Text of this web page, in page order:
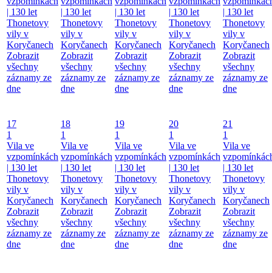
| 130 let
Thonetovy
vily v
Koryčanech
Zobrazit
všechny
záznamy ze
dne
| 130 let
Thonetovy
vily v
Koryčanech
Zobrazit
všechny
záznamy ze
dne
| 130 let
Thonetovy
vily v
Koryčanech
Zobrazit
všechny
záznamy ze
dne
| 130 let
Thonetovy
vily v
Koryčanech
Zobrazit
všechny
záznamy ze
dne
| 130 let
Thonetovy
vily v
Koryčanech
Zobrazit
všechny
záznamy ze
dne
17
1
Vila ve
vzpomínkách
| 130 let
Thonetovy
vily v
Koryčanech
Zobrazit
všechny
záznamy ze
dne
18
1
Vila ve
vzpomínkách
| 130 let
Thonetovy
vily v
Koryčanech
Zobrazit
všechny
záznamy ze
dne
19
1
Vila ve
vzpomínkách
| 130 let
Thonetovy
vily v
Koryčanech
Zobrazit
všechny
záznamy ze
dne
20
1
Vila ve
vzpomínkách
| 130 let
Thonetovy
vily v
Koryčanech
Zobrazit
všechny
záznamy ze
dne
21
1
Vila ve
| 130 let
Thonetovy
vily v
Koryčanech
Zobrazit
všechny
záznamy ze
dne